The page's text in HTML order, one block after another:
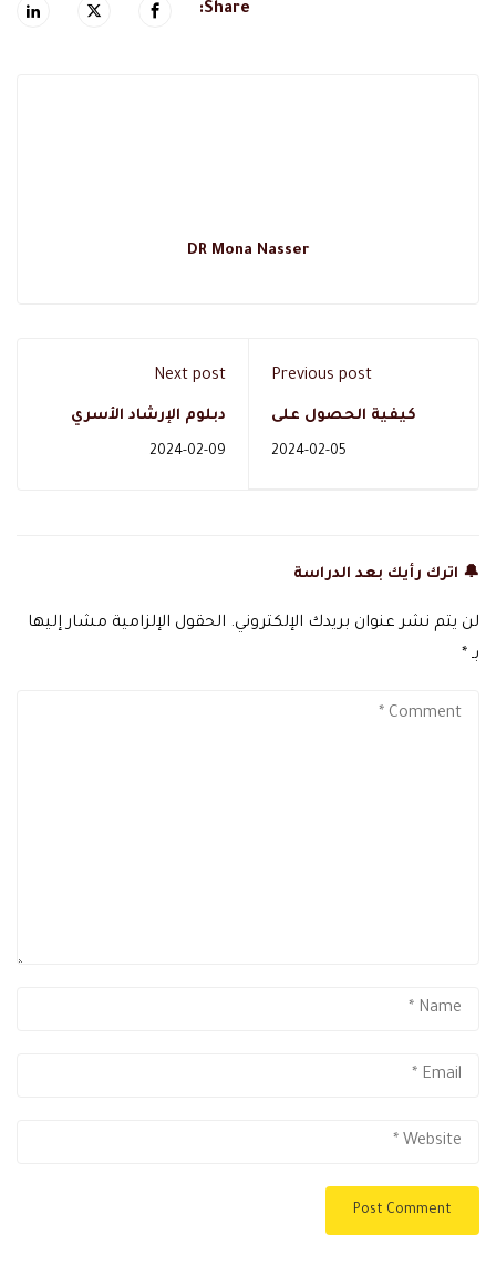
Share:
DR Mona Nasser
Previous post
كيفية الحصول على
2024-02-05
Next post
دبلوم الإرشاد الأسري
2024-02-09
🔔 اترك رأيك بعد الدراسة
لن يتم نشر عنوان بريدك الإلكتروني. الحقول الإلزامية مشار إليها
بـ *